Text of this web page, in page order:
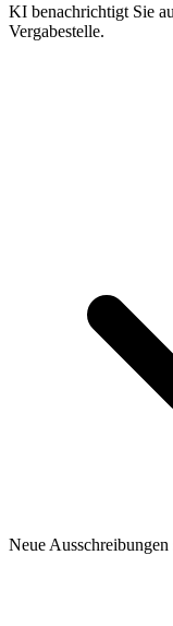
KI benachrichtigt Sie
Vergabestelle.
Neue Ausschreibungen